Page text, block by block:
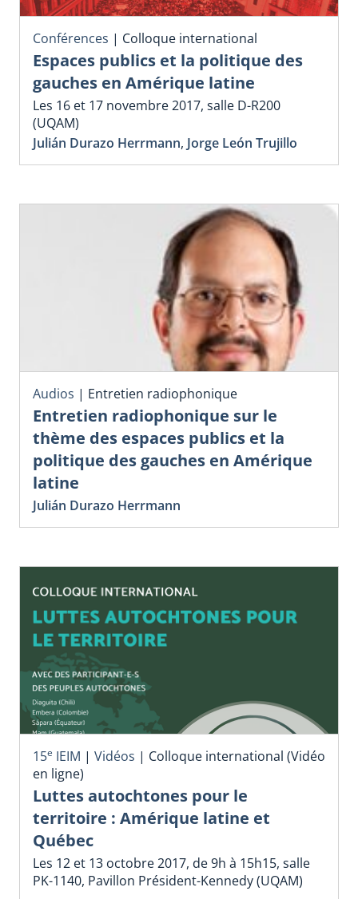
Conférences | Colloque international
Espaces publics et la politique des
gauches en Amérique latine
Les 16 et 17 novembre 2017, salle D-R200
(UQAM)
Julián Durazo Herrmann, Jorge León Trujillo
Audios | Entretien radiophonique
Entretien radiophonique sur le
thème des espaces publics et la
politique des gauches en Amérique
latine
Julián Durazo Herrmann
15e IEIM | Vidéos | Colloque international (Vidéo
en ligne)
Luttes autochtones pour le
territoire : Amérique latine et
Québec
Les 12 et 13 octobre 2017, de 9h à 15h15, salle
PK-1140, Pavillon Président-Kennedy (UQAM)